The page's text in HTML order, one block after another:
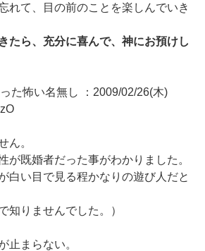
れて、目の前のことを楽しんでいき
たら、充分に喜んで、神にお預けし
た怖い名無し ：2009/02/26(木)
ん。
が既婚者だった事がわかりました。
白い目で見る程かなりの遊び人だと
知りませんでした。）
止まらない。